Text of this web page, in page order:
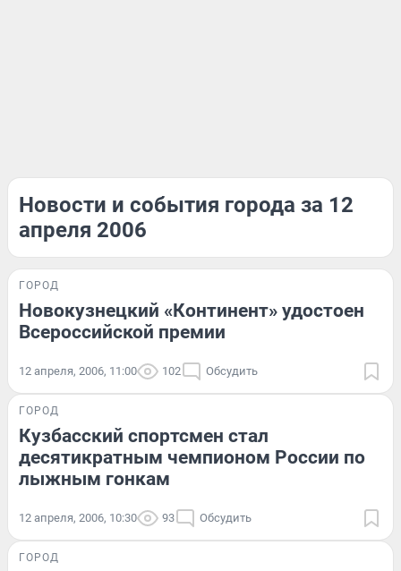
Новости и события города за 12
апреля 2006
ГОРОД
Новокузнецкий «Континент» удостоен
Всероссийской премии
12 апреля, 2006, 11:00 102 Обсудить
ГОРОД
Кузбасский спортсмен стал
десятикратным чемпионом России по
лыжным гонкам
12 апреля, 2006, 10:30 93 Обсудить
ГОРОД